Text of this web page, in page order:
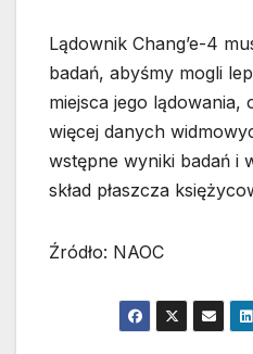
Lądownik Chang’e-4
badań, abyśmy mogli
miejsca jego
więcej danych
wstępne wyniki badań i
skład płaszcza
Źródło: NAOC